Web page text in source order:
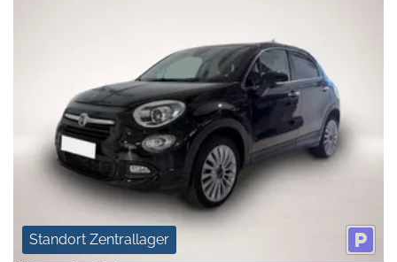
Standort Zentrallager